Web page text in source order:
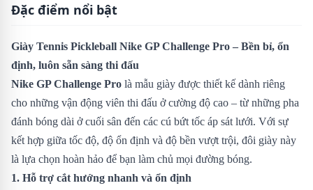
Đặc điểm nổi bật
Giày Tennis Pickleball Nike GP Challenge Pro – Bền bỉ, ổn
định, luôn sẵn sàng thi đấu
Nike GP Challenge Pro là mẫu giày được thiết kế dành riêng
cho những vận động viên thi đấu ở cường độ cao – từ những pha
đánh bóng dài ở cuối sân đến các cú bứt tốc áp sát lưới. Với sự
kết hợp giữa tốc độ, độ ổn định và độ bền vượt trội, đôi giày này
là lựa chọn hoàn hảo để bạn làm chủ mọi đường bóng.
1. Hỗ trợ cắt hướng nhanh và ổn định